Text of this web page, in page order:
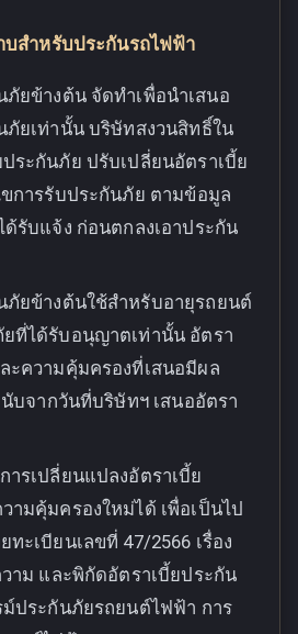
บสำหรับประกันรถไฟฟ้า
ภัยข้างต้น จัดทำเพื่อนำเสนอ
ภัยเท่านั้น บริษัทสงวนสิทธิ์ใน
ระกันภัย ปรับเปลี่ยนอัตราเบี้ย
การรับประกันภัย ตามข้อมูล
ด้รับแจ้ง ก่อนตกลงเอาประกัน
ภัยข้างต้นใช้สำหรับอายุรถยนต์
ที่ได้รับอนุญาตเท่านั้น อัตรา
ะความคุ้มครองที่เสนอมีผล
บจากวันที่บริษัทฯ เสนออัตรา
ารเปลี่ยนแปลงอัตราเบี้ย
ามคุ้มครองใหม่ได้ เพื่อเป็นไป
ะเบียนเลขที่ 47/2566 เรื่อง
าม และพิกัดอัตราเบี้ยประกัน
ประกันภัยรถยนต์ไฟฟ้า การ